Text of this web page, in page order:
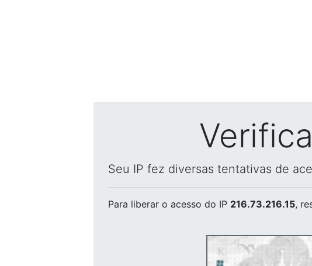
Seu IP fez diversas tentativas de
Para liberar o acesso do IP 216.73.216.15,